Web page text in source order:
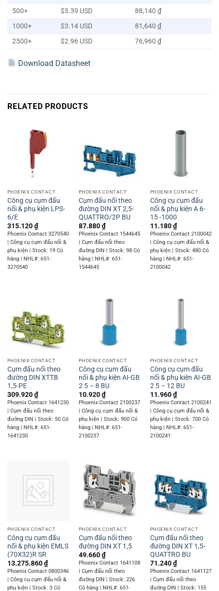
500+ $3.39 USD
88,140 ₫
1000+
$3.14 USD
81,640 ₫
2500+
$2.96 USD 76,960 ₫
Download Datasheet
RELATED PRODUCTS
PHOENIX CONTACT
Công cụ cụm đấu
nối & phụ kiện LPS-
6/E
315.120₫
Phoenix Contact 3270540
| Công cụ cụm đấu nối &
phụ kiện | Stock: 19 Có
hàng | NHL#: 651-
3270540
PHOENIX CONTACT
Cụm đấu nối theo
đường DIN XT 2,5-
QUATTRO/2P BU
87.880₫
Phoenix Contact 1544645
| Cụm đấu nối theo
đường DIN | Stock: 98 Có
hàng | NHL#: 651-
1544645
PHOENIX CONTACT
Công cụ cụm đấu
nối & phụ kiện A 6-
15 -1000
11.180₫
Phoenix Contact 2100042
| Công cụ cụm đấu nối &
phụ kiện | Stock: 480 Có
hàng | NHL#: 651-
2100042
PHOENIX CONTACT
Cụm đấu nối theo
đường DIN XTTB
1,5-PE
309.920₫
Phoenix Contact 1641230
| Cụm đấu nối theo
đường DIN | Stock: 50 Có
hàng | NHL#: 651-
1641230
PHOENIX CONTACT
Công cụ cụm đấu
nối & phụ kiện AI-GB
2 5 – 8 BU
10.920₫
Phoenix Contact 2100237
| Công cụ cụm đấu nối &
phụ kiện | Stock: 900 Có
hàng | NHL#: 651-
2100237
PHOENIX CONTACT
Công cụ cụm đấu
nối & phụ kiện AI-GB
2 5 – 12 BU
11.960₫
Phoenix Contact 2100241
| Công cụ cụm đấu nối &
phụ kiện | Stock: 700 Có
hàng | NHL#: 651-
2100241
PHOENIX CONTACT
Công cụ cụm đấu
nối & phụ kiện EMLS
(70X32)R SR
13.275.860₫
Phoenix Contact 0800346
| Công cụ cụm đấu nối &
phụ kiện | Stock: 3 Có
PHOENIX CONTACT
Cụm đấu nối theo
đường DIN XT 1,5
49.660₫
Phoenix Contact 1641108
| Cụm đấu nối theo
đường DIN | Stock: 226
Có hàng | NHL#: 651-
PHOENIX CONTACT
Cụm đấu nối theo
đường DIN XT 1,5-
QUATTRO BU
71.240₫
Phoenix Contact 1641127
| Cụm đấu nối theo
đường DIN | Stock: 155